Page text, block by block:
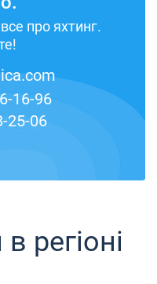
про яхтинг.
16-96
25-06
регіоні